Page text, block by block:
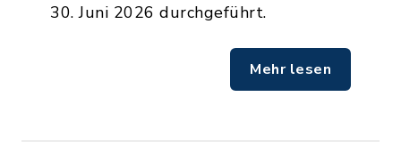
30. Juni 2026 durchgeführt.
Mehr lesen